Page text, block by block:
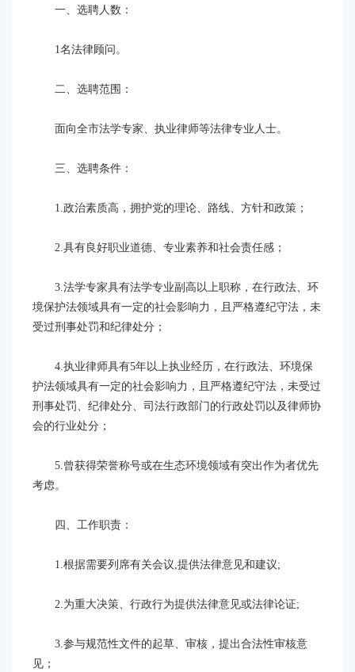
一、 选聘人数：
1名法律顾问。
二、选聘范围：
面向全市法学专家、执业律师等法律专业 人士。
三、选聘条件：
1.政治素质高，拥护党的理论、路线、方针和政策；
2.具有良好职业道德、专业素养和社会责任感；
3.法学专家具有法学专业副高以上职称，在行政法、 环
境保护法领域具有一定的社会影响力， 且 严格遵纪守法，未
受过刑事处罚和纪律处分；
4.执业律师具有5年以上执业经历，在行政法、 环境保
护法领域具有一定的社会影响力，且严格遵纪守法，未受过
刑事处罚、纪律处分、司法行政部门的行政处罚以及律师协
会的行业处分 ；
5.曾获得荣誉称号或在生态环境领域有突出作为者优先
考虑。
四、工作职责：
1.根据需要列席有关会议,提供法律意见和建议;
2.为重大决策、行政行为提供法律意见或法律论证;
3.参与规范性文件的起草、审核，提出合法性审核意
见；